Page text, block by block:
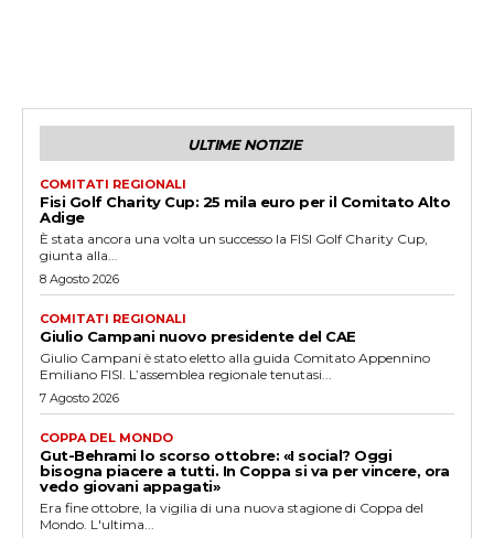
ULTIME NOTIZIE
COMITATI REGIONALI
Fisi Golf Charity Cup: 25 mila euro per il Comitato Alto
Adige
È stata ancora una volta un successo la FISI Golf Charity Cup,
giunta alla...
8 Agosto 2026
COMITATI REGIONALI
Giulio Campani nuovo presidente del CAE
Giulio Campani è stato eletto alla guida Comitato Appennino
Emiliano FISI. L’assemblea regionale tenutasi...
7 Agosto 2026
COPPA DEL MONDO
Gut-Behrami lo scorso ottobre: «I social? Oggi
bisogna piacere a tutti. In Coppa si va per vincere, ora
vedo giovani appagati»
Era fine ottobre, la vigilia di una nuova stagione di Coppa del
Mondo. L'ultima...